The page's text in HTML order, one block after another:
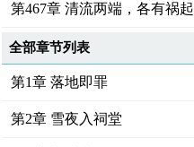
第467章 清流两端，各有祸起
全部章节列表
第1章 落地即罪
第2章 雪夜入祠堂